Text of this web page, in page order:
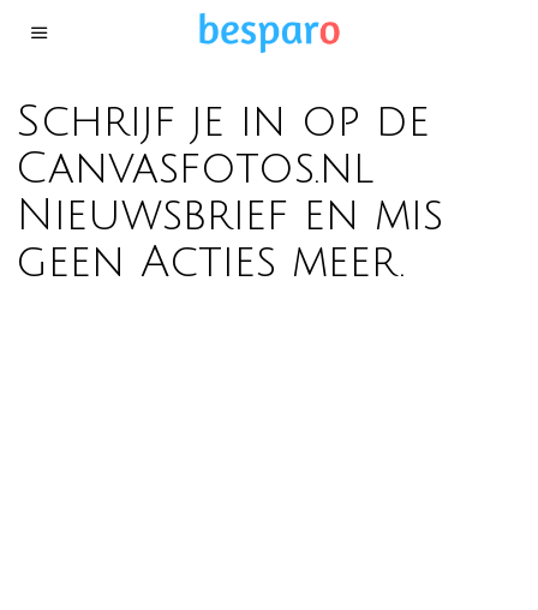
Schrijf je in op de
Canvasfotos.nl
Nieuwsbrief en mis
geen Acties meer.